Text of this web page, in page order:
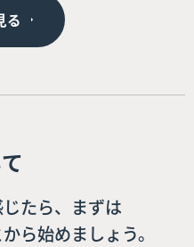
る
たら、まずは
ら始めましょう。